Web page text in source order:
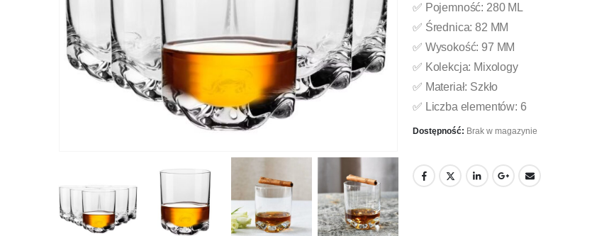
✅ Pojemność: 280 ML
✅ Średnica: 82 MM
✅ Wysokość: 97 MM
✅ Kolekcja: Mixology
✅ Materiał: Szkło
✅ Liczba elementów: 6
Dostępność: Brak w magazynie